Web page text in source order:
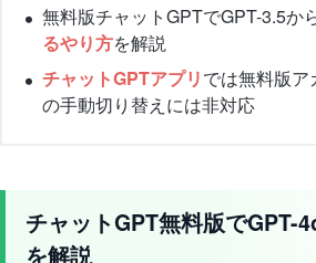
無料版チャットGPTでGPT-3.5か
るやり方を解説
チャットGPTアプリでは無料版
の手動切り替えには非対応
チャットGPT無料版でGPT-
を解説